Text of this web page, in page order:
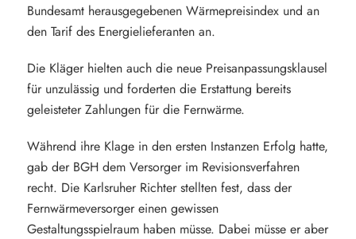
Bundesamt herausgegebenen Wärmepreisindex und an
den Tarif des Energielieferanten an.
Die Kläger hielten auch die neue Preisanpassungsklausel
für unzulässig und forderten die Erstattung bereits
geleisteter Zahlungen für die Fernwärme.
Während ihre Klage in den ersten Instanzen Erfolg hatte,
gab der BGH dem Versorger im Revisionsverfahren
recht. Die Karlsruher Richter stellten fest, dass der
Fernwärmeversorger einen gewissen
Gestaltungsspielraum haben müsse. Dabei müsse er aber